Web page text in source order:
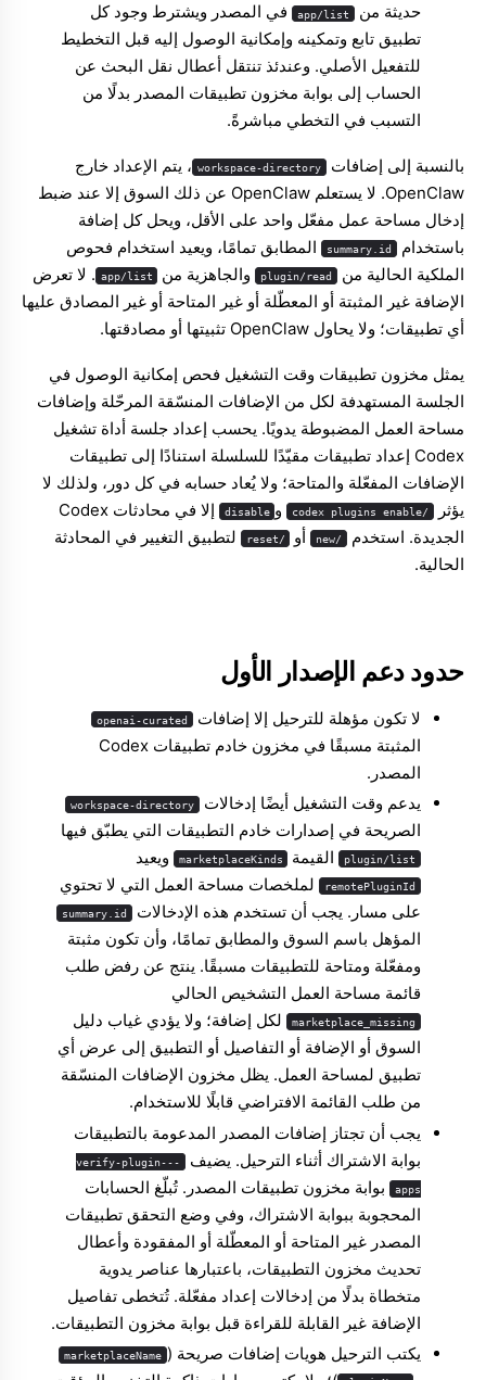
حديثة من
app/list في المصدر ويشترط وجود كل
تطبيق تابع وتمكينه وإمكانية الوصول إليه قبل التخطيط
للتفعيل الأصلي. وعندئذ تنتقل أعطال نقل البحث عن
الحساب إلى بوابة مخزون تطبيقات المصدر بدلًا من
التسبب في التخطي مباشرةً.
بالنسبة إلى إضافات workspace-directory ، يتم الإعداد خارج
OpenClaw. لا يستعلم OpenClaw عن ذلك السوق إلا عند ضبط
إدخال مساحة عمل مفعّل واحد على الأقل، ويحل كل إضافة
باستخدام
summary.id المطابق تمامًا، ويعيد استخدام فحوص
الملكية الحالية من
plugin/read والجاهزية من app/list . لا تعرض
الإضافة غير المثبتة أو المعطّلة أو غير المتاحة أو غير المصادق عليها
أي تطبيقات؛ ولا يحاول OpenClaw تثبيتها أو مصادقتها.
يمثل مخزون تطبيقات وقت التشغيل فحص إمكانية الوصول في
الجلسة المستهدفة لكل من الإضافات المنسّقة المرحّلة وإضافات
مساحة العمل المضبوطة يدويًا. يحسب إعداد جلسة أداة تشغيل
Codex إعداد تطبيقات مقيّدًا للسلسلة استنادًا إلى تطبيقات
الإضافات المفعّلة والمتاحة؛ ولا يُعاد حسابه في كل دور، ولذلك لا
يؤثر
/codex plugins enable و disable
إلا في محادثات Codex
الجديدة. استخدم
/new أو /reset
لتطبيق التغيير في المحادثة
الحالية.
حدود دعم الإصدار الأول
لا تكون مؤهلة للترحيل إلا إضافات openai-curated
المثبتة مسبقًا في مخزون خادم تطبيقات Codex
المصدر.
يدعم وقت التشغيل أيضًا إدخالات
workspace-directory
الصريحة في إصدارات خادم التطبيقات التي يطبّق فيها
plugin/list القيمة marketplaceKinds ويعيد
remotePluginId لملخصات مساحة العمل التي لا تحتوي
على مسار. يجب أن تستخدم هذه الإدخالات
summary.id
المؤهل باسم السوق والمطابق تمامًا، وأن تكون مثبتة
ومفعّلة ومتاحة للتطبيقات مسبقًا. ينتج عن رفض طلب
قائمة مساحة العمل التشخيص الحالي
marketplace_missing لكل إضافة؛ ولا يؤدي غياب دليل
السوق أو الإضافة أو التفاصيل أو التطبيق إلى عرض أي
تطبيق لمساحة العمل. يظل مخزون الإضافات المنسّقة
من طلب القائمة الافتراضي قابلًا للاستخدام.
يجب أن تجتاز إضافات المصدر المدعومة بالتطبيقات
بوابة الاشتراك أثناء الترحيل. يضيف
--verify-plugin-
apps بوابة مخزون تطبيقات المصدر. تُبلّغ الحسابات
المحجوبة ببوابة الاشتراك، وفي وضع التحقق تطبيقات
المصدر غير المتاحة أو المعطّلة أو المفقودة وأعطال
تحديث مخزون التطبيقات، باعتبارها عناصر يدوية
متخطاة بدلًا من إدخالات إعداد مفعّلة. تُتخطى تفاصيل
الإضافة غير القابلة للقراءة قبل بوابة مخزون التطبيقات.
يكتب الترحيل هويات إضافات صريحة ( marketplaceName